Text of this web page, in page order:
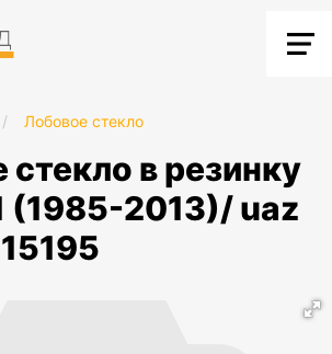
/ Лобовое стекло
(1985-2013)/ uaz